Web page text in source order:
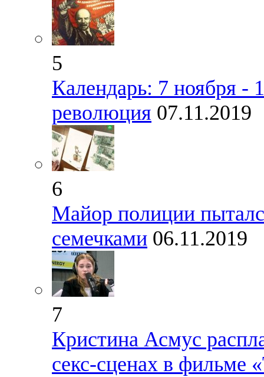
5
Календарь: 7 ноября -
революция 07.11.2019
6
Майор полиции
семечками 06.11.2019
7
Кристина Асмус
секс-сценах в фильме